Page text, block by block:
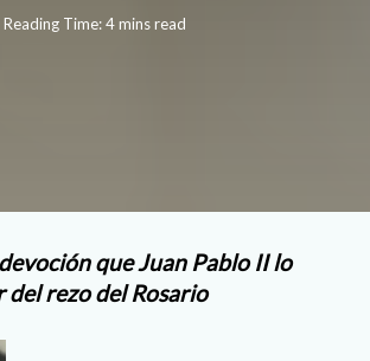
Reading Time: 4 mins read
que Juan Pablo II lo
rezo del Rosario